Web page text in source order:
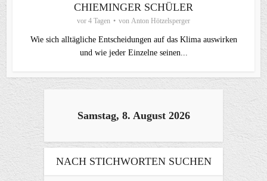
CHIEMINGER SCHÜLER
vor 4 Tagen von Anton Hötzelsperger
Wie sich alltägliche Entscheidungen auf das Klima auswirken
und wie jeder Einzelne seinen...
Samstag, 8. August 2026
NACH STICHWORTEN SUCHEN